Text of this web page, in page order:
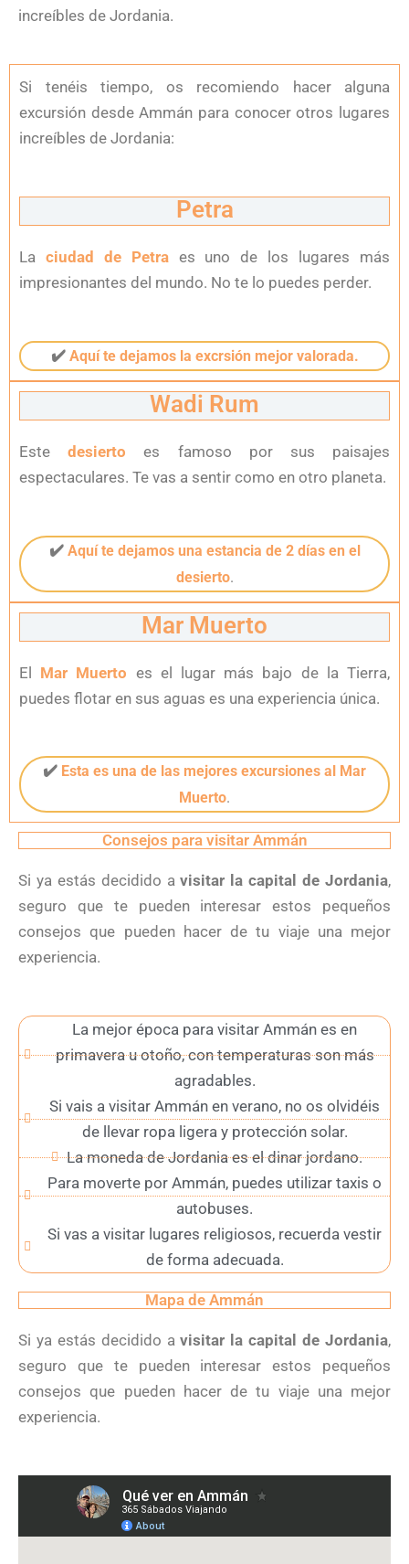
increíbles de Jordania.
Si tenéis tiempo, os recomiendo hacer alguna
excursión desde Ammán para conocer otros lugares
increíbles de Jordania:
Petra
La ciudad de Petraes uno de los lugares más
impresionantes del mundo. No te lo puedes perder.
✔️ Aquí te dejamos la excrsión mejor valorada.
Wadi Rum
Estedesierto es famoso por sus paisajes
espectaculares. Te vas a sentir como en otro planeta.
✔️ Aquí te dejamos una estancia de 2 días en el
desierto.
Mar Muerto
El Mar Muerto es el lugar más bajo de la Tierra,
puedes flotar en sus aguas es una experiencia única.
✔️ Esta es una de las mejores excursiones al Mar
Muerto.
Consejos para visitar Ammán
Si ya estás decidido avisitar la capital de Jordania,
seguro que te pueden interesar estos pequeños
consejos que pueden hacer de tu viaje una mejor
experiencia.
La mejor época para visitar Ammán es en
primavera u otoño, con temperaturas son más
agradables.
Si vais a visitar Ammán en verano, no os olvidéis
de llevar ropa ligera y protección solar.
La moneda de Jordania es el dinar jordano.
Para moverte por Ammán, puedes utilizar taxis o
autobuses.
Si vas a visitar lugares religiosos, recuerda vestir
de forma adecuada.
Mapa de Ammán
Si ya estás decidido avisitar la capital de Jordania,
seguro que te pueden interesar estos pequeños
consejos que pueden hacer de tu viaje una mejor
experiencia.